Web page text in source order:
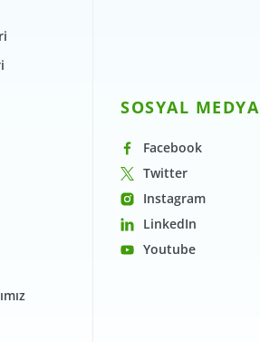
SOSYAL MEDYA
Facebook
Twitter
Instagram
LinkedIn
Youtube